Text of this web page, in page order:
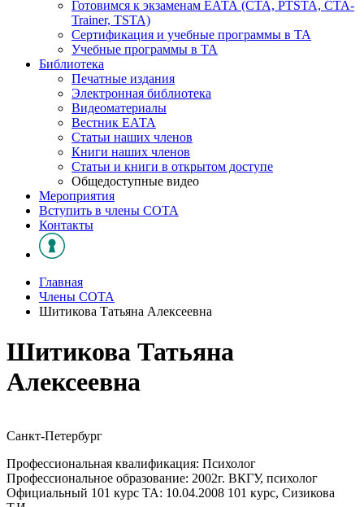
Готовимся к экзаменам ЕАТА (СТА, PTSTA, СТА-
Trainer, TSTA)
Сертификация и учебные программы в ТА
Учебные программы в ТА
Библиотека
Печатные издания
Электронная библиотека
Видеоматериалы
Вестник ЕАТА
Статьи наших членов
Книги наших членов
Статьи и книги в открытом доступе
Общедоступные видео
Мероприятия
Вступить в члены СОТА
Контакты
Главная
Члены СОТА
Шитикова Татьяна Алексеевна
Шитикова Татьяна
Алексеевна
Санкт-Петербург
Профессиональная квалификация: Психолог
Профессиональное образование: 2002г. ВКГУ, психолог
Официальный 101 курс ТА: 10.04.2008 101 курс, Сизикова